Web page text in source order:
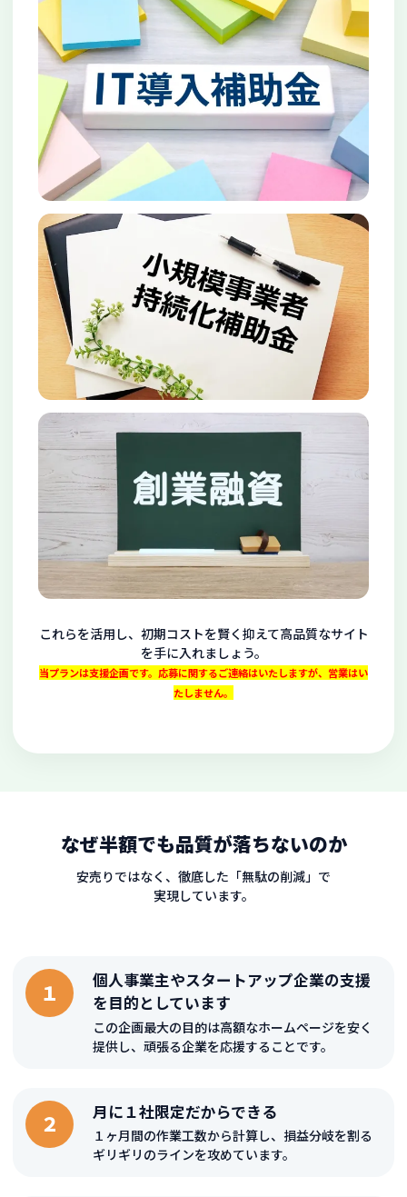
これらを活用し、初期コストを賢く抑えて高品質なサイト
を手に入れましょう。
当プランは支援企画です。応募に関するご連絡はいたしますが、営業はい
たしません。
なぜ半額でも品質が落ちないのか
安売りではなく、徹底した「無駄の削減」で
実現しています。
１
個人事業主やスタートアップ企業の支援
を目的としています
この企画最大の目的は高額なホームページを安く
提供し、頑張る企業を応援することです。
２ 月に１社限定だからできる
１ヶ月間の作業工数から計算し、損益分岐を割る
ギリギリのラインを攻めています。